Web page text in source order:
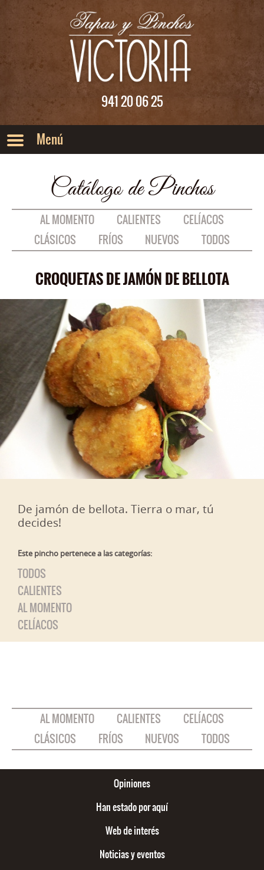
Saltar al menu principal
Saltar al contenido
941 20 06 25
Catálogo de Pinchos
AL MOMENTO CALIENTES
CELÍACOS
CLÁSICOS
FRÍOS NUEVOS TODOS
CROQUETAS DE JAMÓN DE BELLOTA
De jamón de bellota. Tierra o mar, tú
decides!
Este pincho pertenece a las categorías:
TODOS
CALIENTES
AL MOMENTO
CELÍACOS
AL MOMENTO CALIENTES
CELÍACOS
CLÁSICOS
FRÍOS NUEVOS TODOS
Opiniones
Han estado por aquí
Web de interés
Noticias y eventos